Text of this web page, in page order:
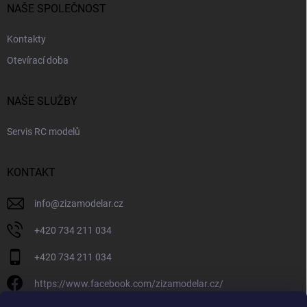
NAŠE SPOLEČNOST
Kontakty
Otevírací doba
NAŠE SLUŽBY
Servis RC modelů
KONTAKT
info@zizamodelar.cz
+420 734 211 034
+420 734 211 034
https://www.facebook.com/zizamodelar.cz/